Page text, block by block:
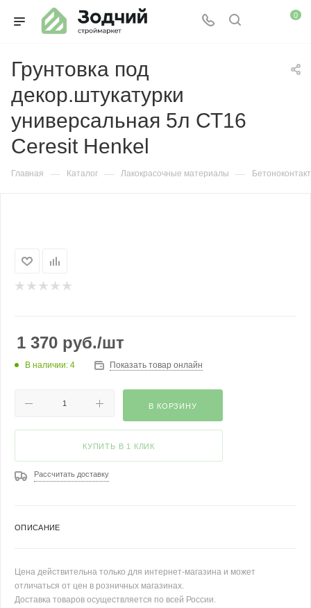
0
Грунтовка под
декор.штукатурки
универсальная 5л СТ16
Ceresit Henkel
Главная — Каталог — Лакокрасочные материалы —
1 370 руб./шт
В наличии: 4 Показать товар онлайн
В КОРЗИНУ
КУПИТЬ В 1 КЛИК
Рассчитать доставку
ОПИСАНИЕ
Цена действительна только для интернет-магазина и может
отличаться от цен в розничных магазинах.
Доставка товаров осуществляется по всей России.